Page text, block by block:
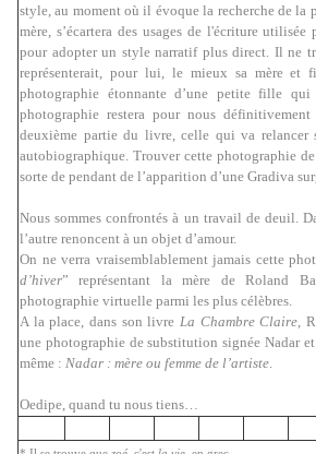
style, au moment où il évoque la recherche de la
mère, s’écartera des usages de l'écriture
pour adopter un style narratif plus direct. Il ne
représenterait, pour lui, le mieux sa mère et
photographie étonnante d’une petite fille
photographie restera pour nous
deuxième partie du livre, celle qui va relancer
autobiographique. Trouver cette photographie
sorte de pendant de l’apparition d’une Gradiva
Nous sommes confrontés à un travail de deuil.
l’autre renoncent à un objet d’amour.
On ne verra vraisemblablement jamais cette
d’hiver” représentant la mère de Roland
photographie virtuelle parmi les plus célèbres.
A la place, dans son livre La Chambre Claire,
une photographiede substitution signée Nadar
même : Nadar : mère ou femme de l’artiste.
Oedipe, quand tu nous tiens…